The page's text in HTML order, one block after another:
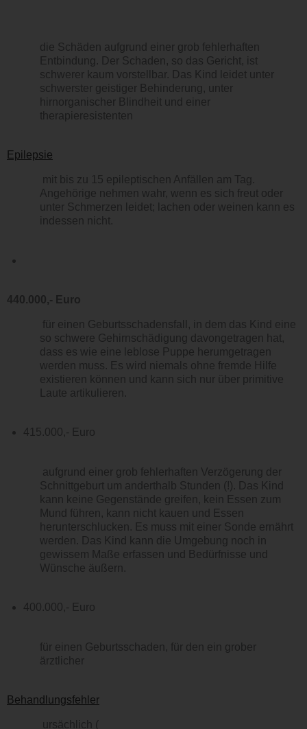
die Schäden aufgrund einer grob fehlerhaften
Entbindung. Der Schaden, so das Gericht, ist
schwerer kaum vorstellbar. Das Kind leidet unter
schwerster geistiger Behinderung, unter
hirnorganischer Blindheit und einer
therapieresistenten
Epilepsie
mit bis zu 15 epileptischen Anfällen am Tag.
Angehörige nehmen wahr, wenn es sich freut oder
unter Schmerzen leidet; lachen oder weinen kann es
indessen nicht.
440.000,- Euro
für einen Geburtsschadensfall, in dem das Kind eine
so schwere Gehirnschädigung davongetragen hat,
dass es wie eine leblose Puppe herumgetragen
werden muss. Es wird niemals ohne fremde Hilfe
existieren können und kann sich nur über primitive
Laute artikulieren.
415.000,- Euro
aufgrund einer grob fehlerhaften Verzögerung der
Schnittgeburt um anderthalb Stunden (!). Das Kind
kann keine Gegenstände greifen, kein Essen zum
Mund führen, kann nicht kauen und Essen
herunterschlucken. Es muss mit einer Sonde ernährt
werden. Das Kind kann die Umgebung noch in
gewissem Maße erfassen und Bedürfnisse und
Wünsche äußern.
400.000,- Euro
für einen Geburtsschaden, für den ein grober
ärztlicher
Behandlungsfehler
ursächlich (